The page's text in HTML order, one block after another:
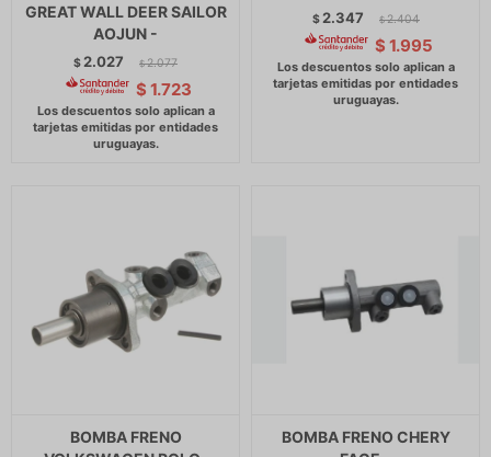
GREAT WALL DEER SAILOR
AOJUN -
$ 2.027 $ 2.077
$ 1.723
$ 2.347 $ 2.404
$ 1.995
BOMBA FRENO
BOMBA FRENO CHERY